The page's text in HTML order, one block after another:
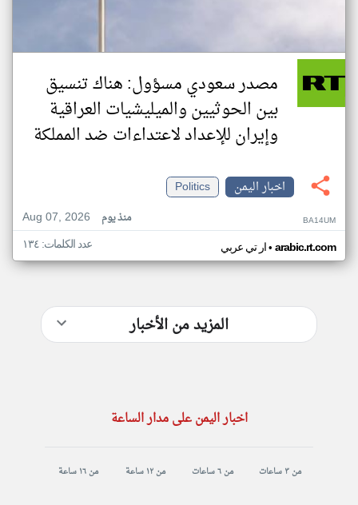
مصدر سعودي مسؤول: هناك تنسيق
بين الحوثيين والميليشيات العراقية
وإيران للإعداد لاعتداءات ضد المملكة
اخبار اليمن
Politics
Aug 07, 2026
منذ يوم BA14UM
ار تي عربي• arabic.rt.com عدد الكلمات: ١٣٤
المزيد من الأخبار
اخبار اليمن على مدار الساعة
من ٣ ساعات من ٦ ساعات من ١٢ ساعة من ١٦ ساعة